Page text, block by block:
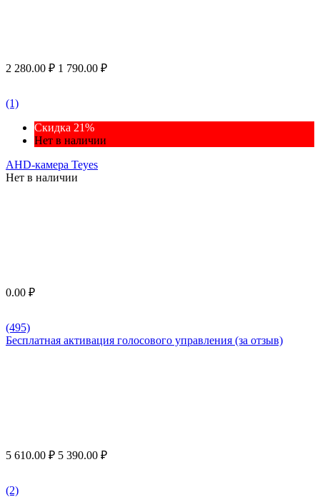
2 280.00 ₽ 1 790.00 ₽
(1)
Скидка 21%
Нет в наличии
AHD-камера Teyes
Нет в наличии
0.00 ₽
(495)
Бесплатная активация голосового управления (за отзыв)
5 610.00 ₽ 5 390.00 ₽
(2)